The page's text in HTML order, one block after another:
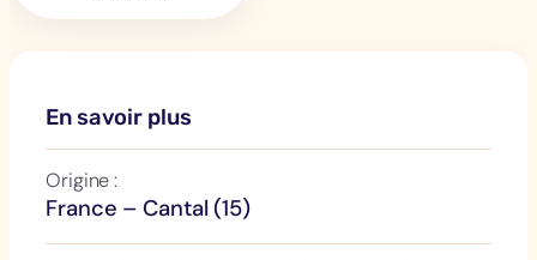
En savoir plus
Origine :
France – Cantal (15)